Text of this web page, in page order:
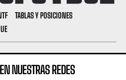
TABLAS Y POSICIONES
NUESTRAS REDES